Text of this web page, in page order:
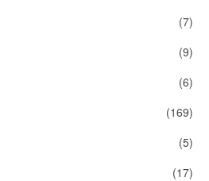
(7)
(9)
(6)
(169)
(5)
(17)